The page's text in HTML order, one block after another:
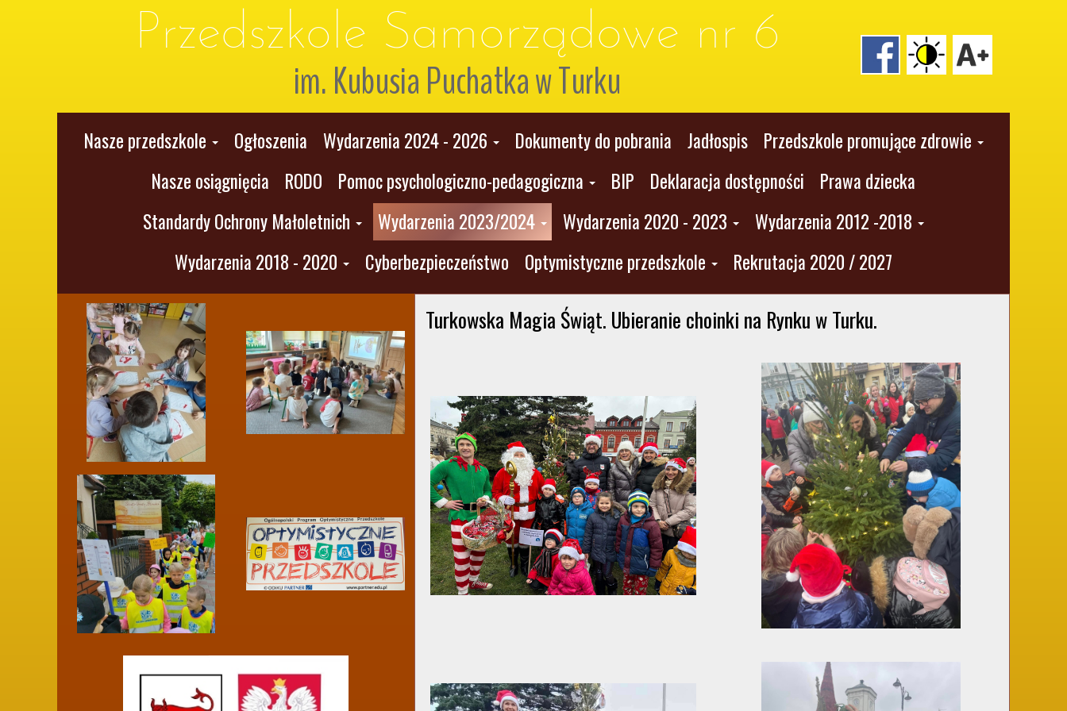
Przedszkole Samorządowe nr 6
im. Kubusia Puchatka w Turku
Nasze przedszkole Ogłoszenia Wydarzenia 2024 - 2026 Dokumenty do pobrania Jadłospis
Przedszkole promujące zdrowie
Nasze osiągnięcia
RODO Pomoc psychologiczno-pedagogiczna BIP Deklaracja dostępności
Prawa dziecka
Standardy Ochrony Małoletnich
Wydarzenia 2023/2024 Wydarzenia 2020 - 2023
Wydarzenia 2012 -2018
Wydarzenia 2018 - 2020
Cyberbezpieczeństwo Optymistyczne przedszkole Rekrutacja 2020 / 2027
Turkowska Magia Świąt. Ubieranie choinki na Rynku w Turku.